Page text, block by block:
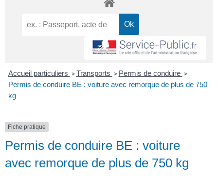
Accueil particuliers > Transports > Permis de conduire >
Permis de conduire BE : voiture avec remorque de plus de 750
kg
Fiche pratique
Permis de conduire BE : voiture
avec remorque de plus de 750 kg